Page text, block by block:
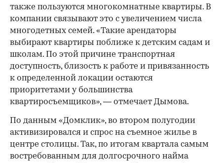
также пользуются многокомнатные квартиры. В
компании связывают это с увеличением числа
многодетных семей. «Такие арендаторы
выбирают квартиры поближе к детским садам и
школам. По этой причине транспортная
доступность, близость к работе и привязанность
к определенной локации остаются
приоритетами у большинства
квартиросъемщиков», — отмечает Дымова.
По данным «Домклик», во втором полугодии
активизировался и спрос на съемное жилье в
центре столицы. Так, по итогам квартала самым
востребованным для долгосрочного найма